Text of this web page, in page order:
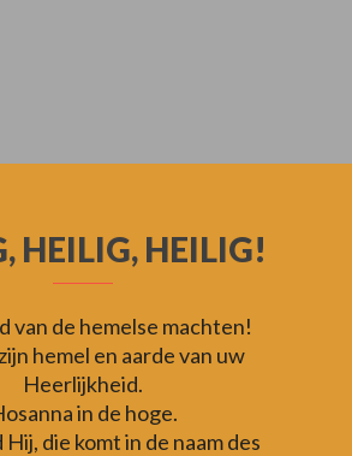
HEILIG, HEILIG!
van de hemelse machten!
hemel en aarde van uw
Heerlijkheid.
in de hoge.
die komt in de naam des